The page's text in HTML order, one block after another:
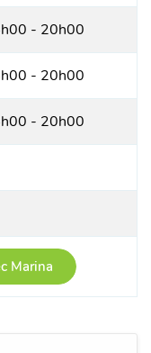
- 20h00
- 20h00
- 20h00
Marina